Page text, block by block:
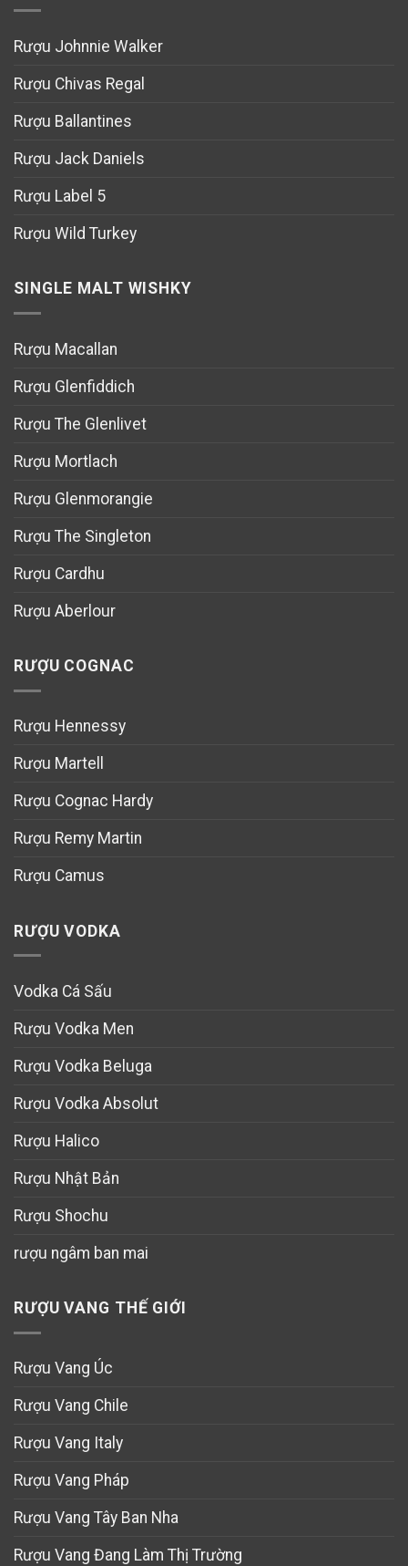
Rượu Johnnie Walker
Rượu Chivas Regal
Rượu Ballantines
Rượu Jack Daniels
Rượu Label 5
Rượu Wild Turkey
SINGLE MALT WISHKY
Rượu Macallan
Rượu Glenfiddich
Rượu The Glenlivet
Rượu Mortlach
Rượu Glenmorangie
Rượu The Singleton
Rượu Cardhu
Rượu Aberlour
RƯỢU COGNAC
Rượu Hennessy
Rượu Martell
Rượu Cognac Hardy
Rượu Remy Martin
Rượu Camus
RƯỢU VODKA
Vodka Cá Sấu
Rượu Vodka Men
Rượu Vodka Beluga
Rượu Vodka Absolut
Rượu Halico
Rượu Nhật Bản
Rượu Shochu
rượu ngâm ban mai
RƯỢU VANG THẾ GIỚI
Rượu Vang Úc
Rượu Vang Chile
Rượu Vang Italy
Rượu Vang Pháp
Rượu Vang Tây Ban Nha
Rượu Vang Đang Làm Thị Trường